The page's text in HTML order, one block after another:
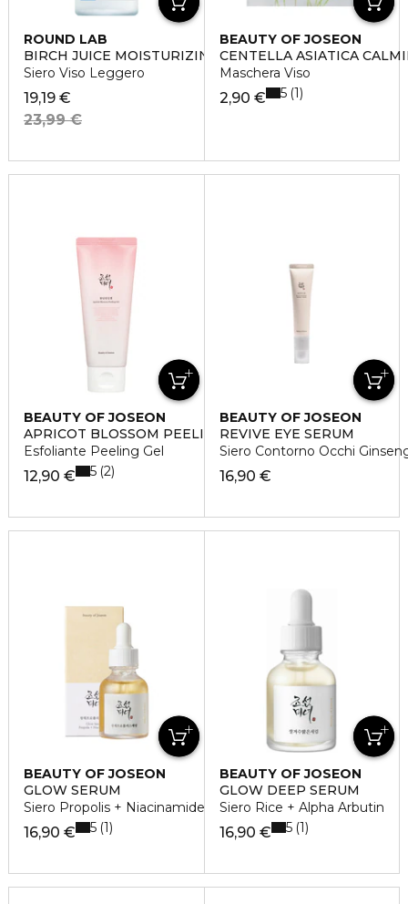
ROUND LAB
BIRCH JUICE MOISTURIZING SERUM
Siero Viso Leggero
19,19 €
23,99 €
BEAUTY OF JOSEON
CENTELLA ASIATICA
Maschera Viso
2,90 € 5 1
BEAUTY OF JOSEON
APRICOT BLOSSOM PEELING GEL
Esfoliante Peeling Gel
12,90 € 5 2
BEAUTY OF JOSEON
REVIVE EYE SERUM
Siero Contorno Occhi
16,90 €
BEAUTY OF JOSEON
GLOW SERUM
Siero Propolis + Niacinamide
16,90 € 5 1
BEAUTY OF JOSEON
GLOW DEEP SERUM
Siero Rice + Alpha Arbutin
16,90 € 5 1